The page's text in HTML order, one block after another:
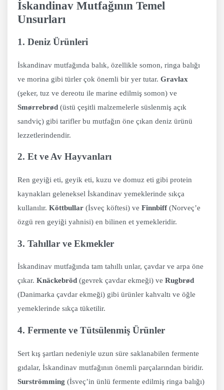
İskandinav Mutfağının Temel
Unsurları
1. Deniz Ürünleri
İskandinav mutfağında balık, özellikle somon, ringa balığı
ve morina gibi türler çok önemli bir yer tutar. Gravlax
(şeker, tuz ve dereotu ile marine edilmiş somon) ve
Smørrebrød (üstü çeşitli malzemelerle süslenmiş açık
sandviç) gibi tarifler bu mutfağın öne çıkan deniz ürünü
lezzetlerindendir.
2. Et ve Av Hayvanları
Ren geyiği eti, geyik eti, kuzu ve domuz eti gibi protein
kaynakları geleneksel İskandinav yemeklerinde sıkça
kullanılır. Köttbullar (İsveç köftesi) ve Finnbiff (Norveç’e
özgü ren geyiği yahnisi) en bilinen et yemekleridir.
3. Tahıllar ve Ekmekler
İskandinav mutfağında tam tahıllı unlar, çavdar ve arpa öne
çıkar. Knäckebröd (gevrek çavdar ekmeği) ve Rugbrød
(Danimarka çavdar ekmeği) gibi ürünler kahvaltı ve öğle
yemeklerinde sıkça tüketilir.
4. Fermente ve Tütsülenmiş Ürünler
Sert kış şartları nedeniyle uzun süre saklanabilen fermente
gıdalar, İskandinav mutfağının önemli parçalarından biridir.
Surströmming (İsveç’in ünlü fermente edilmiş ringa balığı)